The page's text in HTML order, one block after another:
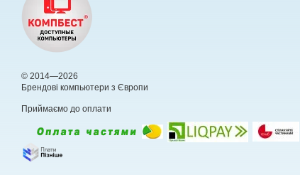
© 2014—2026
Брендові компьютери з Європи
Приймаємо до оплати